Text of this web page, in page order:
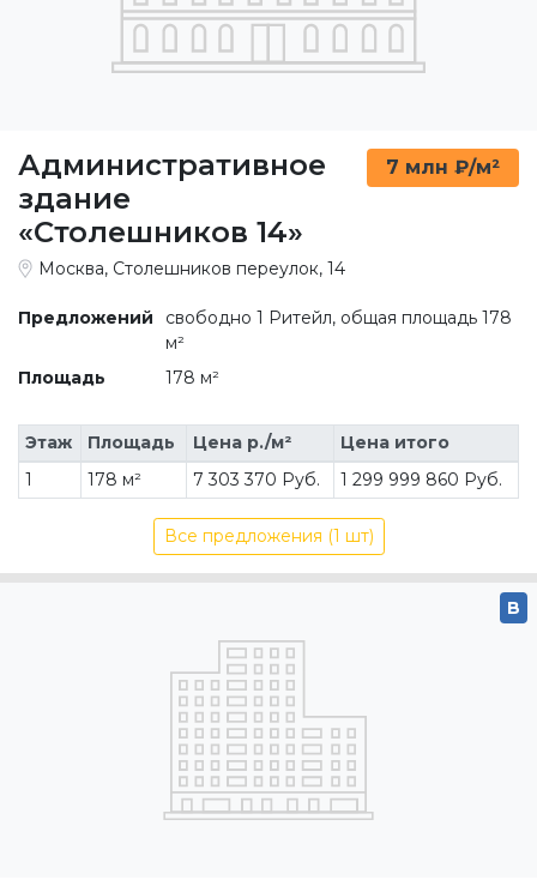
Административное
здание
«Столешников 14»
7 млн ₽/м²
Москва, Столешников переулок, 14
Предложений
свободно 1 Ритейл, общая площадь 178
м²
Площадь
178 м²
Этаж Площадь Цена р./м²
Цена итого
1
178 м² 7 303 370 Руб. 1 299 999 860 Руб.
Все предложения (1 шт)
B